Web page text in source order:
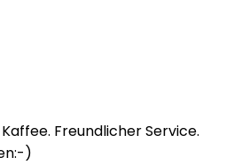
Kaffee. Freundlicher Service.
)